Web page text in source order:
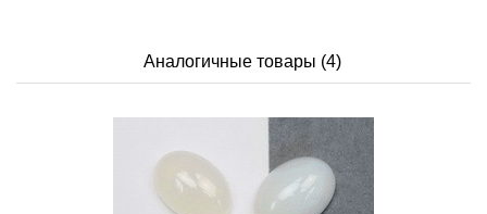
Аналогичные товары (4)